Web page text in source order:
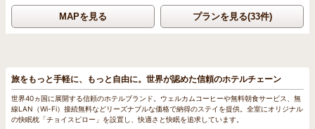
MAPを見る プランを見る(33件)
旅をもっと手軽に、もっと自由に。世界が認めた信頼のホテルチェーン
世界40ヵ国に展開する信頼のホテルブランド。ウェルカムコーヒーや無料朝食サービス、無
線LAN（Wi-Fi）接続無料などリーズナブルな価格で納得のステイを提供。全室にオリジナル
の快眠枕「チョイスピロー」を設置し、快適さと快眠を追求しています。